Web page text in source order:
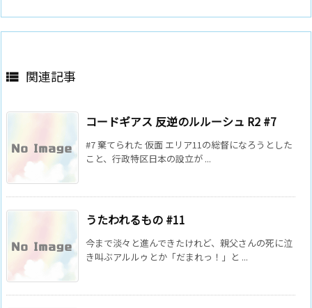
 関連記事
コードギアス 反逆のルルーシュ R2 #7
#7 棄てられた 仮面 エリア11の総督になろうとした
こと、行政特区日本の設立が ...
うたわれるもの #11
今まで淡々と進んできたけれど、親父さんの死に泣
き叫ぶアルルゥとか「だまれっ！」と ...